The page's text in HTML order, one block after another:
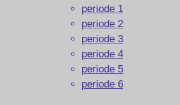
periode 1
periode 2
periode 3
periode 4
periode 5
periode 6